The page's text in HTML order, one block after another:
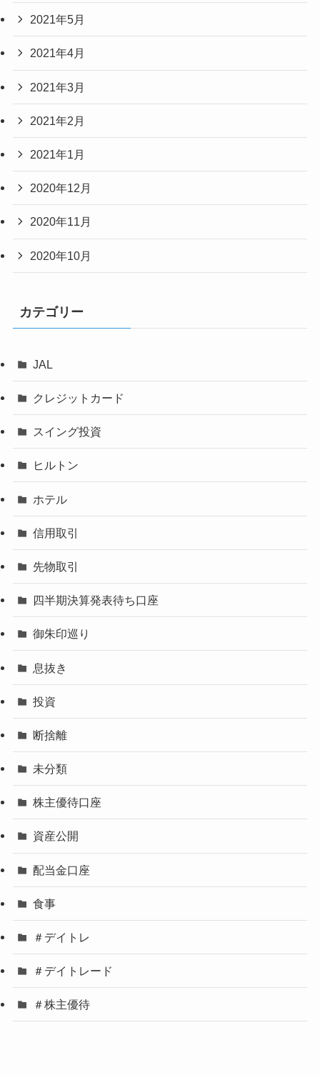
2021年5月
2021年4月
2021年3月
2021年2月
2021年1月
2020年12月
2020年11月
2020年10月
カテゴリー
JAL
クレジットカード
スイング投資
ヒルトン
ホテル
信用取引
先物取引
四半期決算発表待ち口座
御朱印巡り
息抜き
投資
断捨離
未分類
株主優待口座
資産公開
配当金口座
食事
＃デイトレ
＃デイトレード
＃株主優待